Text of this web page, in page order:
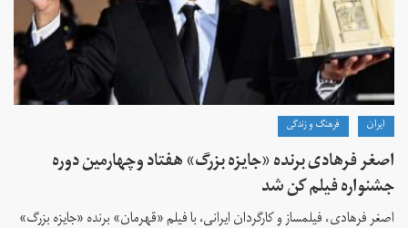
ايران فرهنگ و زندگی
اصغر فرهادی برنده «جایزه بزرگ»‌ هفتاد‌ وچهارمین دوره
جشنواره فیلم کن شد
اصغر فرهادی، فیلمساز و کارگردان ایرانی، با فیلم «قهرمان» برنده «جایزه بزرگ»